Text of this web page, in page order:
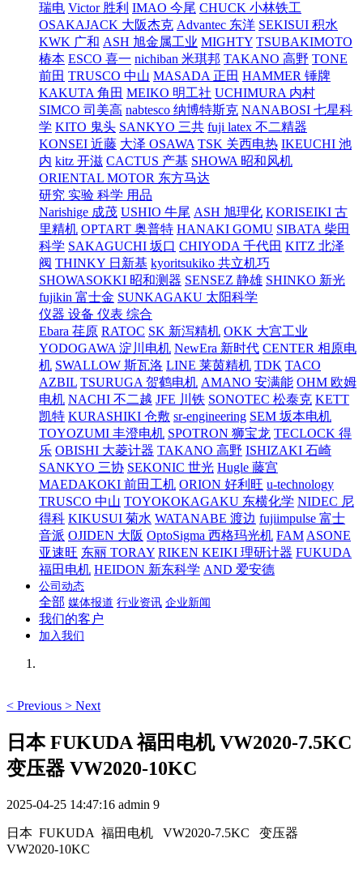
瑞电 Victor 胜利 IMAO 今尾 CHUCK 小林铁工
OSAKAJACK 大阪杰克 Advantec 东洋 SEKISUI 积水
KWK 广和 ASH 旭金属工业 MIGHTY TSUBAKIMOTO
椿本 ESCO 喜一 nichiban 米琪邦 TAKANO 高野 TONE
前田 TRUSCO 中山 MASADA 正田 HAMMER 锤牌
KAKUTA 角田 MEIKO 明工社 UCHIMURA 内村
SIMCO 司美高 nabtesco 纳博特斯克 NANABOSI 七星科
学 KITO 鬼头 SANKYO 三共 fuji latex 不二精器
KONSEI 近藤 大泽 OSAWA TSK 关西电热 IKEUCHI 池
内 kitz 开滋 CACTUS 产基 SHOWA 昭和风机
ORIENTAL MOTOR 东方马达
研究 实验 科学 用品
Narishige 成茂 USHIO 牛尾 ASH 旭理化 KORISEIKI 古
里精机 OPTART 奥普特 HANAKI GOMU SIBATA 柴田
科学 SAKAGUCHI 坂口 CHIYODA 千代田 KITZ 北泽
阀 THINKY 日新基 kyoritsukiko 共立机巧
SHOWASOKKI 昭和测器 SENSEZ 静雄 SHINKO 新光
fujikin 富士金 SUNKAGAKU 太阳科学
仪器 设备 仪表 综合
Ebara 荏原 RATOC SK 新泻精机 OKK 大宫工业
YODOGAWA 淀川电机 NewEra 新时代 CENTER 相原电
机 SWALLOW 斯瓦洛 LINE 莱茵精机 TDK TACO
AZBIL TSURUGA 贺鹤电机 AMANO 安满能 OHM 欧姆
电机 NACHI 不二越 JFE 川铁 SONOTEC 松泰克 KETT
凯特 KURASHIKI 仓敷 sr-engineering SEM 坂本电机
TOYOZUMI 丰澄电机 SPOTRON 狮宝龙 TECLOCK 得
乐 OBISHI 大菱计器 TAKANO 高野 ISHIZAKI 石崎
SANKYO 三协 SEKONIC 世光 Hugle 藤宫
MAEDAKOKI 前田工机 ORION 好利旺 u-technology
TRUSCO 中山 TOYOKOKAGAKU 东横化学 NIDEC 尼
得科 KIKUSUI 菊水 WATANABE 渡边 fujiimpulse 富士
音派 OJIDEN 大阪 OptoSigma 西格玛光机 FAM ASONE
亚速旺 东丽 TORAY RIKEN KEIKI 理研计器 FUKUDA
福田电机 HEIDON 新东科学 AND 爱安德
公司动态
全部 媒体报道 行业资讯 企业新闻
我们的客户
加入我们
< Previous > Next
日本 FUKUDA 福田电机 VW2020-7.5KC
变压器 VW2020-10KC
2025-04-25 14:47:16 admin 9
日本 FUKUDA 福田电机 VW2020-7.5KC 变压器
VW2020-10KC